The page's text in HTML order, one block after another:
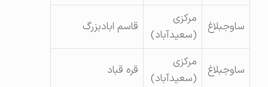
ساوجبلاغ
مرکزی
(سعیدآباد)
قاسم ابادبزرگ
ساوجبلاغ
مرکزی
(سعیدآباد)
قره قباد